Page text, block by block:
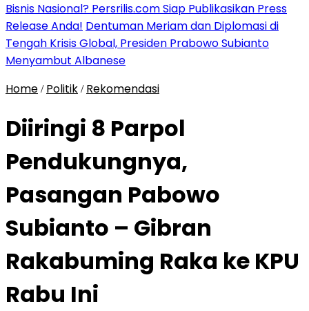
Bisnis Nasional? Persrilis.com Siap Publikasikan Press
Release Anda! Dentuman Meriam dan Diplomasi di
Tengah Krisis Global, Presiden Prabowo Subianto
Menyambut Albanese
Home / Politik / Rekomendasi
Diiringi 8 Parpol
Pendukungnya,
Pasangan Pabowo
Subianto – Gibran
Rakabuming Raka ke KPU
Rabu Ini